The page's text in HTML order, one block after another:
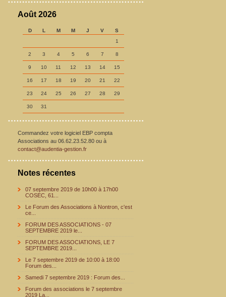
Août 2026
D L M M J V
S
1
2 3 4 5 6 7 8
9 10 11 12 13 14 15
16 17 18 19 20 21 22
23 24 25 26 27 28 29
30 31
Commandez votre logiciel EBP compta
Associations au 06.62.23.52.80 ou à
contact@audentia-gestion.fr
Notes récentes
07 septembre 2019 de 10h00 à 17h00
COSEC, 61...
Le Forum des Associations à Nontron, c'est
ce...
FORUM DES ASSOCIATIONS - 07
SEPTEMBRE 2019 le...
FORUM DES ASSOCIATIONS, LE 7
SEPTEMBRE 2019...
Le 7 septembre 2019 de 10:00 à 18:00
Forum des...
Samedi 7 septembre 2019 : Forum des...
Forum des associations le 7 septembre
2019 La...